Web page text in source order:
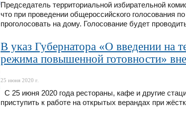
Председатель территориальной избирательной
что при проведении общероссийского голосования
проголосовать на дому. Голосование будет
В указ Губернатора «О введении на
режима повышенной готовности»
25 июня 2020 г.
С 25 июня 2020 года рестораны, кафе и другие
приступить к работе на открытых верандах при